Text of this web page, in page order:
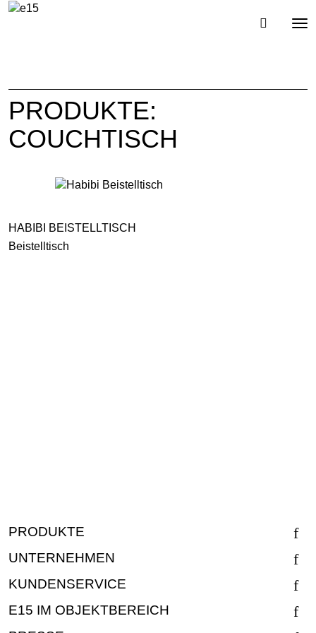
PRODUKTE:
COUCHTISCH
HABIBI BEISTELLTISCH
Beistelltisch
PRODUKTE
UNTERNEHMEN
KUNDENSERVICE
E15 IM OBJEKTBEREICH